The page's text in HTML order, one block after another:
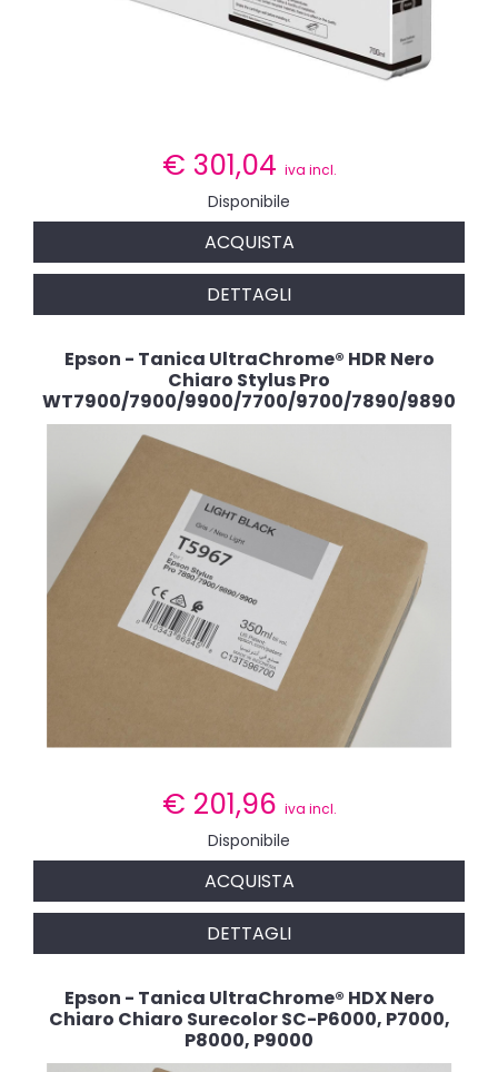
€ 301,04 iva incl.
Disponibile
ACQUISTA
DETTAGLI
Epson - Tanica UltraChrome® HDR Nero
Chiaro Stylus Pro
WT7900/7900/9900/7700/9700/7890/9890
€ 201,96 iva incl.
Disponibile
ACQUISTA
DETTAGLI
Epson - Tanica UltraChrome® HDX Nero
Chiaro Chiaro Surecolor SC-P6000, P7000,
P8000, P9000